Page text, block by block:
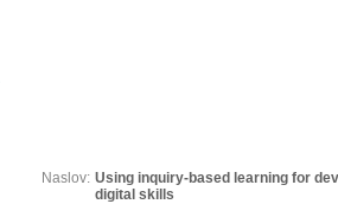
Naslov: Using inquiry-based learning for
digital skills